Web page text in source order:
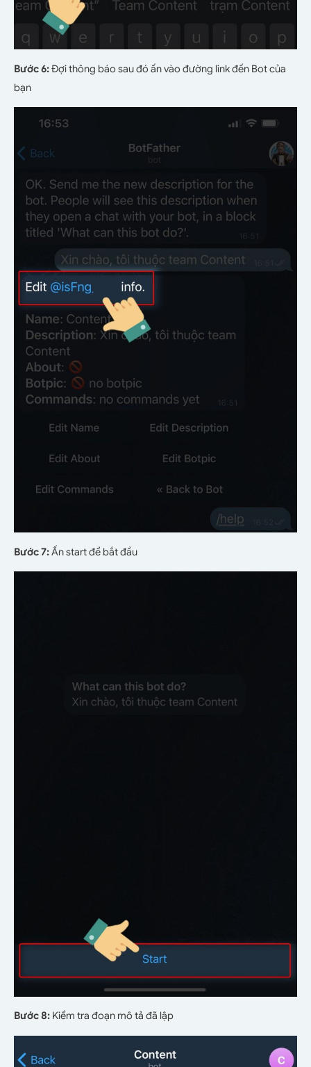
Bước 6:Đợi thông báo sau đó ấn vào đường link đến Bot của
bạn
Bước 7:Ấn start để bắt đầu
Bước 8: Kiểm tra đoạn mô tả đã lập